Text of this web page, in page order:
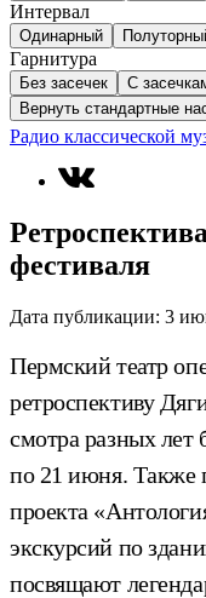
Интервал
Одинарный
Гарнитура
Без засечек
С
Вернуть стандартные
Радио классической
фестиваля
Дата публикации: 3
Пермский театр
ретроспективу
смотра разных лет
по 21 июня. Также
проекта
экскурсий по
посвящают